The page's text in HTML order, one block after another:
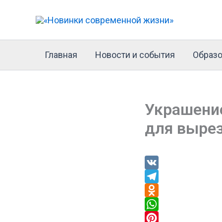
Главная Новости и события
для
V
KT
e
l
O
d
W